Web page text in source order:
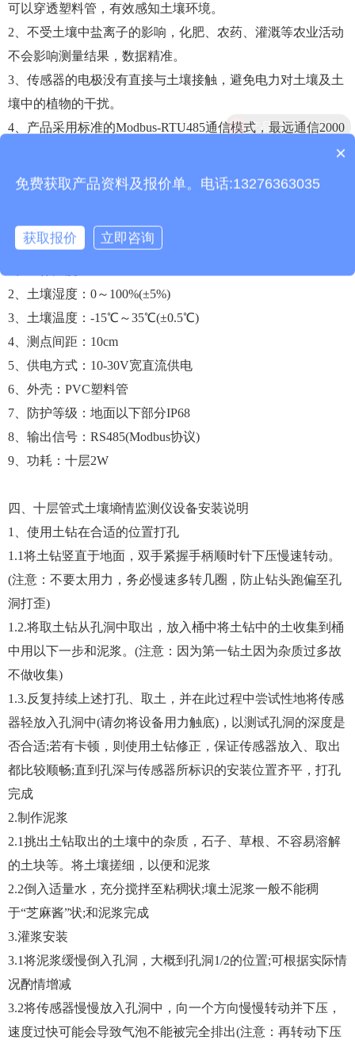
可以穿透塑料管，有效感知土壤环境。
2、不受土壤中盐离子的影响，化肥、农药、灌溉等农业活动
不会影响测量结果，数据精准。
3、传感器的电极没有直接与土壤接触，避免电力对土壤及土
壤中的植物的干扰。
4、产品采用标准的Modbus-RTU485通信模式，最远通信2000
5、支持10-30V宽电压充电。
三、十层管式土壤墒情监测仪技术参数
2、土壤湿度：0～100%(±5%)
3、土壤温度：-15℃～35℃(±0.5℃)
4、测点间距：10cm
5、供电方式：10-30V宽直流供电
6、外壳：PVC塑料管
7、防护等级：地面以下部分IP68
8、输出信号：RS485(Modbus协议)
9、功耗：十层2W
四、十层管式土壤墒情监测仪设备安装说明
1、使用土钻在合适的位置打孔
1.1将土钻竖直于地面，双手紧握手柄顺时针下压慢速转动。
(注意：不要太用力，务必慢速多转几圈，防止钻头跑偏至孔
洞打歪)
1.2.将取土钻从孔洞中取出，放入桶中将土钻中的土收集到桶
中用以下一步和泥浆。(注意：因为第一钻土因为杂质过多故
不做收集)
1.3.反复持续上述打孔、取土，并在此过程中尝试性地将传感
器轻放入孔洞中(请勿将设备用力触底)，以测试孔洞的深度是
否合适;若有卡顿，则使用土钻修正，保证传感器放入、取出
都比较顺畅;直到孔深与传感器所标识的安装位置齐平，打孔
完成
2.制作泥浆
2.1挑出土钻取出的土壤中的杂质，石子、草根、不容易溶解
的土块等。将土壤搓细，以便和泥浆
2.2倒入适量水，充分搅拌至粘稠状;壤土泥浆一般不能稠
于“芝麻酱”状;和泥浆完成
3.灌浆安装
3.1将泥浆缓慢倒入孔洞，大概到孔洞1/2的位置;可根据实际情
况酌情增减
3.2将传感器慢慢放入孔洞中，向一个方向慢慢转动并下压，
速度过快可能会导致气泡不能被完全排出(注意：再转动下压
质保时间是多久？
×
免费获取产品资料及报价单。电话:13276363035
获取报价 立即咨询